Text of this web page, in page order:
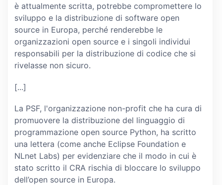
è attualmente scritta, potrebbe compromettere lo
sviluppo e la distribuzione di software open
source in Europa, perché renderebbe le
organizzazioni open source e i singoli individui
responsabili per la distribuzione di codice che si
rivelasse non sicuro.
[...]
La PSF, l'organizzazione non-profit che ha cura di
promuovere la distribuzione del linguaggio di
programmazione open source Python, ha scritto
una lettera (come anche Eclipse Foundation e
NLnet Labs) per evidenziare che il modo in cui è
stato scritto il CRA rischia di bloccare lo sviluppo
dell’open source in Europa.